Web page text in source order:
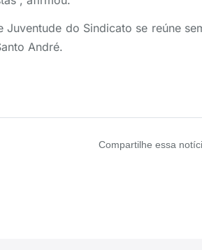
Juventude do Sindicato se reúne
André.
Compartilhe essa